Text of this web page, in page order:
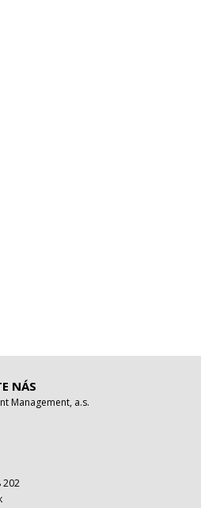
NÁS
Management, a.s.
202